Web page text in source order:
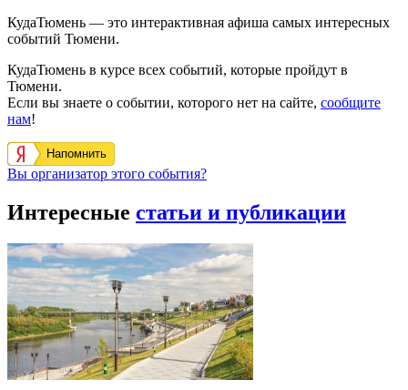
КудаТюмень — это интерактивная афиша самых интересных
событий Тюмени.
КудаТюмень в курсе всех событий, которые пройдут в
Тюмени.
Если вы знаете о событии, которого нет на сайте, сообщите
нам!
Напомнить
Вы организатор этого события?
Интересные статьи и публикации